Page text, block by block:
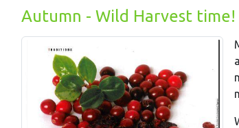
Autumn - Wild Harvest time!